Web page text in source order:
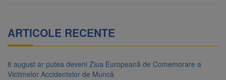
ARTICOLE RECENTE
8 august ar putea deveni Ziua Europeană de Comemorare a
Victimelor Accidentelor de Muncă